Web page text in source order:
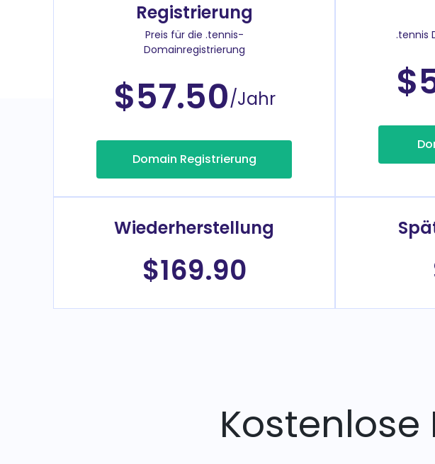
Registrierung
Preis für die .tennis-
Domainregistrierung
$57.50/Jahr
Domain Registrierung
.tennis
Wiederherstellung
$169.90